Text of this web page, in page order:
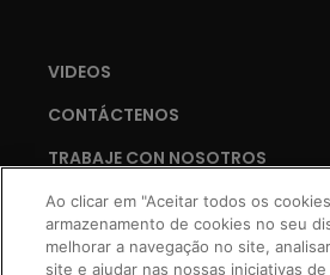
VIDEOS
CONTÁCTENOS
TRABAJE CON NOSOTROS
Copyright © 2021 Truss Professional | Todos
Ao clicar em "Aceitar todos os
armazenamento de cookies no seu
melhorar a navegação no site,
site e ajudar nas nossas iniciativas de